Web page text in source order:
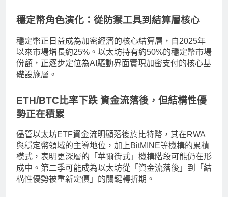
穩定幣角色演化：從防禦工具到結算層核心
穩定幣正日益成為加密經濟的核心結算層，自2025年
以來市場增長約25%。以太坊持有約50%的穩定幣市場
份額，正逐步定位為AI驅動界面實現加密支付的核心基
礎設施層。
ETH/BTC比率下跌 資金流落後，但結構性優
勢正在積累
儘管以太坊ETF資金流明顯落後於比特幣，其在RWA
與穩定幣領域的主導地位，加上BitMINE等機構的累積
模式，表明更深層的「華爾街式」機構階段可能仍在形
成中。第二季可能成為以太坊從「資金流落後」到「結
構性優勢被重新定價」的關鍵轉折期。